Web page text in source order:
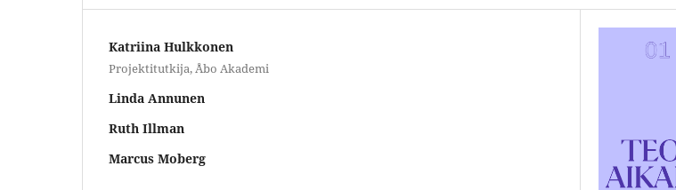
Katriina Hulkkonen
Projektitutkija, Åbo Akademi
Linda Annunen
Ruth Illman
Marcus Moberg